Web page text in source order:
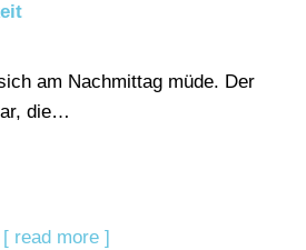
am Nachmittag müde. Der
die…
[ read more ]